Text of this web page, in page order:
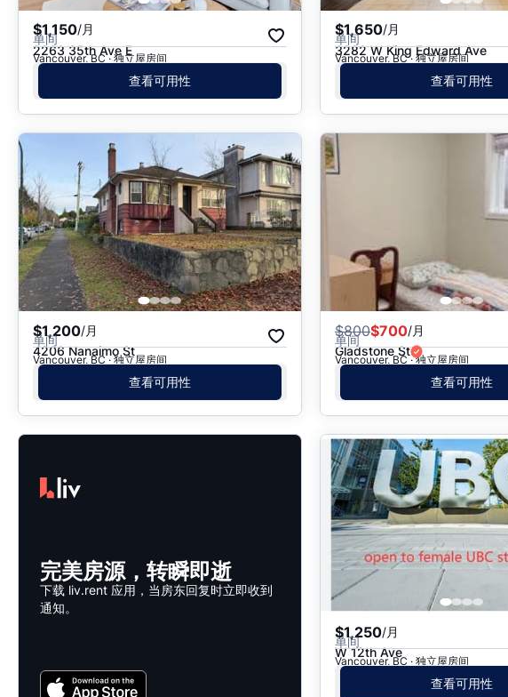
$1,150/月
单间
2263 35th Ave E
Vancouver, BC · 独立屋房间
查看可用性
$1,650/月
单间
3282 W King Edward Ave
Vancouver, BC · 独立屋房间
查看可用性
$1,200/月
单间
4206 Nanaimo St
Vancouver, BC · 独立屋房间
查看可用性
$800$700/月
单间
Gladstone St
Vancouver, BC · 独立屋房间
查看可用性
完美房源，转瞬即逝
下载 liv.rent 应用，当房东回复时立即收到
通知。
$1,250/月
单间
W 12th Ave
Vancouver, BC · 独立屋房间
查看可用性